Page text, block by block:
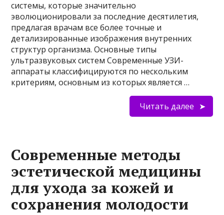
системы, которые значительно
эволюционировали за последние десятилетия,
предлагая врачам все более точные и
детализированные изображения внутренних
структур организма. Основные типы
ультразвуковых систем Современные УЗИ-
аппараты классифицируются по нескольким
критериям, основным из которых является …
Читать далее
Современные методы
эстетической медицины
для ухода за кожей и
сохранения молодости